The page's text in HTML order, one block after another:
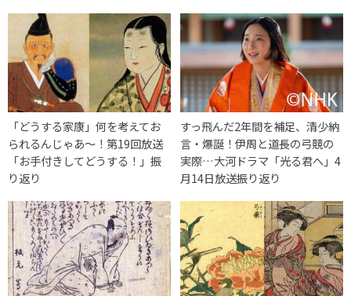
「どうする家康」何を考えてお
られるんじゃあ～！第19回放送
「お手付きしてどうする！」振
り返り
すっ飛んだ2年間を補足、清少納
言・爆誕！伊周と道長の弓競の
実際…大河ドラマ「光る君へ」4
月14日放送振り返り